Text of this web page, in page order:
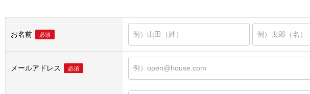
お名前 必須
メールアドレス 必須